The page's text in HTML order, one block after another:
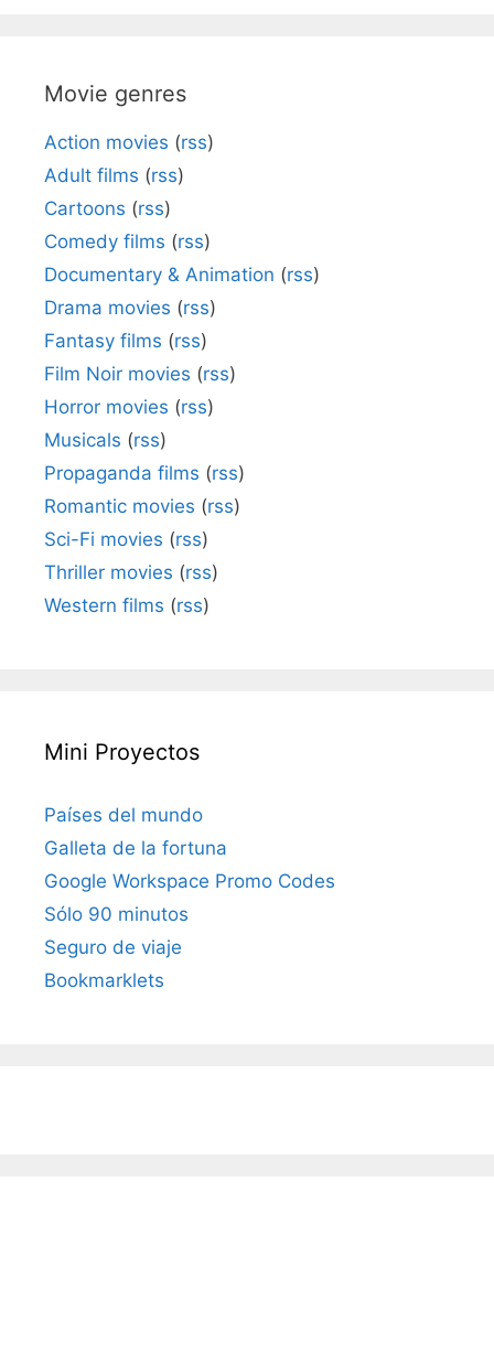
Movie genres
Action movies (rss)
Adult films (rss)
Cartoons (rss)
Comedy films (rss)
Documentary & Animation (rss)
Drama movies (rss)
Fantasy films (rss)
Film Noir movies (rss)
Horror movies (rss)
Musicals (rss)
Propaganda films (rss)
Romantic movies (rss)
Sci-Fi movies (rss)
Thriller movies (rss)
Western films (rss)
Mini Proyectos
Países del mundo
Galleta de la fortuna
Google Workspace Promo Codes
Sólo 90 minutos
Seguro de viaje
Bookmarklets